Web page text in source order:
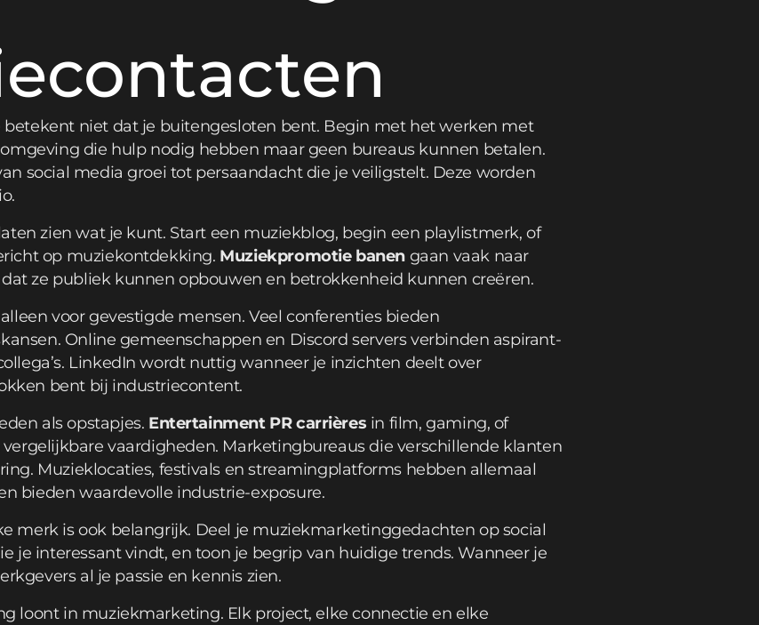
niet dat je buitengesloten bent. Begin met het werken met
die hulp nodig hebben maar geen bureaus kunnen betalen.
social media groei tot persaandacht die je veiligstelt. Deze worden
zien wat je kunt. Start een muziekblog, begin een playlistmerk, of
op muziekontdekking. Muziekpromotie banen gaan vaak naar
ze publiek kunnen opbouwen en betrokkenheid kunnen creëren.
voor gevestigde mensen. Veel conferenties bieden
Online gemeenschappen en Discord servers verbinden aspirant-
LinkedIn wordt nuttig wanneer je inzichten deelt over
bent bij industriecontent.
als opstapjes. Entertainment PR carrières in film, gaming, of
vaardigheden. Marketingbureaus die verschillende klanten
Muzieklocaties, festivals en streamingplatforms hebben allemaal
bieden waardevolle industrie-exposure.
merk is ook belangrijk. Deel je muziekmarketinggedachten op social
je interessant vindt, en toon je begrip van huidige trends. Wanneer je
al je passie en kennis zien.
loont in muziekmarketing. Elk project, elke connectie en elke